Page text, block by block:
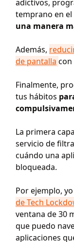
adictivos,
temprano en
una manera
Además,
de pantalla con
Finalmente,
tus hábitos
La primera
servicio de
cuándo una
bloqueada.
Por ejemplo,
de Tech
ventana de 30
que puedo
aplicaciones